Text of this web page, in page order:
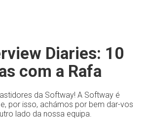
Diaries: 10
com a Rafa
da Softway! A Softway é
por isso, achámos por bem dar-vos
lado da nossa equipa.